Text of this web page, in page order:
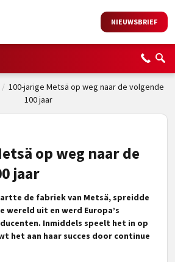
NIEUWSBRIEF
/ 100-jarige Metsä op weg naar de volgende
100 jaar
op weg naar de
jaar
de fabriek van Metsä, spreidde
wereld uit en werd Europa’s
Inmiddels speelt het in op
het aan haar succes door continue